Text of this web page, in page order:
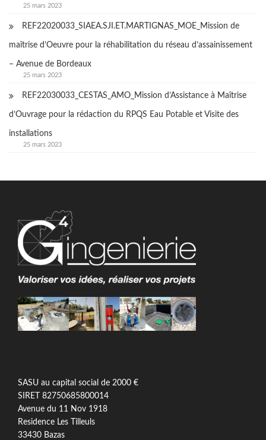
25 mars 2023
REF22020033_SIAEA.SJI.ET.MARTIGNAS_MOE_Mission de
maîtrise d’Oeuvre pour la réhabilitation du réseau d’assainissement
– Avenue de Bordeaux
25 mars 2023
REF22030033_CESTAS_AMO_Mission d’Assistance à Maîtrise
d’Ouvrage pour la rédaction du RPQS Eau Potable et Visite des
installations
25 mars 2023
SASU au capital social de 2000 €
SIRET 82750685800014
Avenue du 11 Nov 1918
Residence Les Tilleuls
33430 Bazas